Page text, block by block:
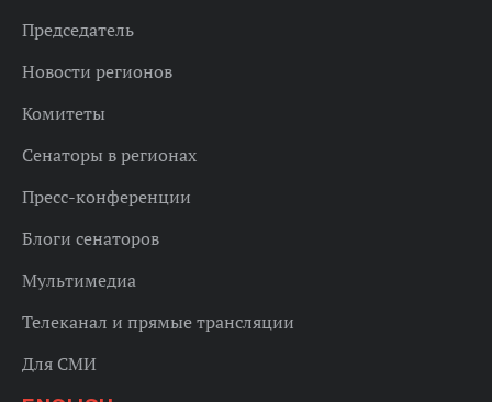
Председатель
Новости регионов
Комитеты
Сенаторы в регионах
Пресс-конференции
Блоги сенаторов
Мультимедиа
Телеканал и прямые трансляции
Для СМИ